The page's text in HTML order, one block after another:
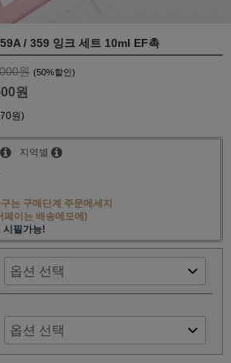
/ 359 잉크 세트 10ml EF촉
원 (50%할인)
원
원)
지역별
는 구매단계 주문메세지
페이는 배송메모에)
시필가능!